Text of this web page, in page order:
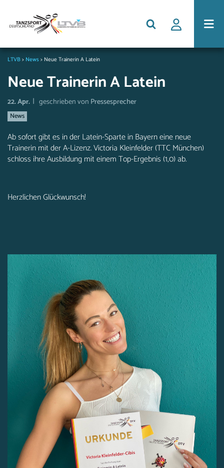
LTVB> News> Neue Trainerin A Latein
Neue Trainerin A Latein
22. Apr. | geschrieben von Pressesprecher
News
Ab sofort gibt es in der Latein-Sparte in Bayern eine neue
Trainerin mit der A-Lizenz. Victoria Kleinfelder (TTC München)
schloss ihre Ausbildung mit einem Top-Ergebnis (1,0) ab.
Herzlichen Glückwunsch!